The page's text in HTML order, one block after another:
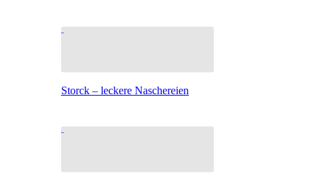
Storck – leckere Naschereien